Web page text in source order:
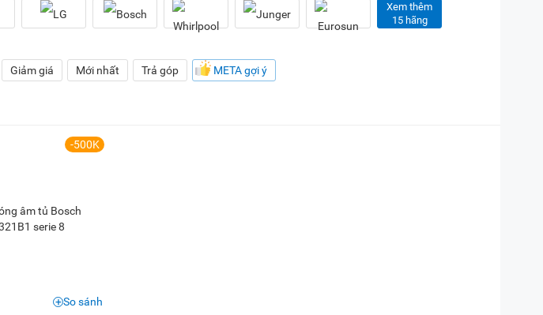
Xem thêm
15 hãng
Giảm giá Mới nhất Trả góp META gợi ý
-500K
So sánh